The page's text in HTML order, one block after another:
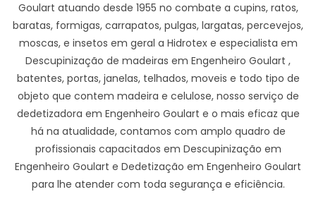
Goulart atuando desde 1955 no combate a cupins, ratos,
baratas, formigas, carrapatos, pulgas, largatas, percevejos,
moscas, e insetos em geral a Hidrotex e especialista em
Descupinização de madeiras em Engenheiro Goulart ,
batentes, portas, janelas, telhados, moveis e todo tipo de
objeto que contem madeira e celulose, nosso serviço de
dedetizadora em Engenheiro Goulart e o mais eficaz que
há na atualidade, contamos com amplo quadro de
profissionais capacitados em Descupinização em
Engenheiro Goulart e Dedetização em Engenheiro Goulart
para lhe atender com toda segurança e eficiência.